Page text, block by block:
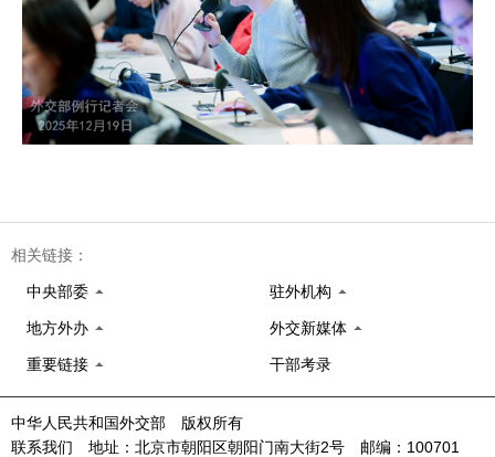
相关链接：
中央部委 驻外机构
地方外办 外交新媒体
重要链接 干部考录
中华人民共和国外交部 版权所有
联系我们 地址：北京市朝阳区朝阳门南大街2号 邮编：100701